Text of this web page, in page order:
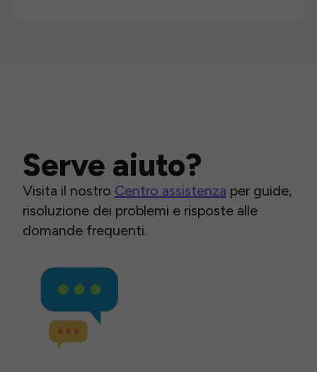
Serve aiuto?
Visita il nostro Centro assistenza per guide,
risoluzione dei problemi e risposte alle
domande frequenti.